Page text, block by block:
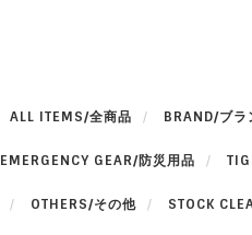
ALL ITEMS/全商品 BRAND/ブラ
EMERGENCY GEAR/防災用品
OTHERS/その他 STOCK